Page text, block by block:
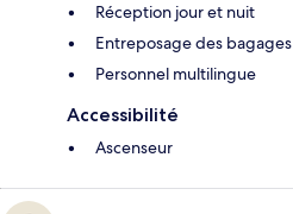
Réception jour et nuit
Entreposage des bagages
Personnel multilingue
Accessibilité
Ascenseur